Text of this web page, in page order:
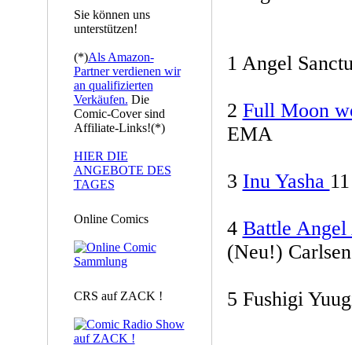
Sie können uns
unterstützen!
(*)Als Amazon-
Partner verdienen wir
an qualifizierten
Verkäufen. Die
Comic-Cover sind
Affiliate-Links!(*)
HIER DIE
ANGEBOTE DES
TAGES
Online Comics
CRS auf ZACK !
1 Angel
2 Full Moon
EMA
3 Inu Yasha
4 Battle
(Neu!) Carlsen
5 Fushigi